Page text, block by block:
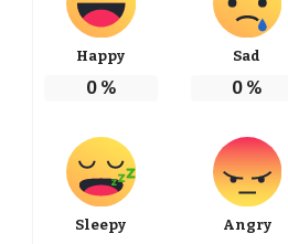
Happy
0%
Sad
0 %
Sleepy Angry